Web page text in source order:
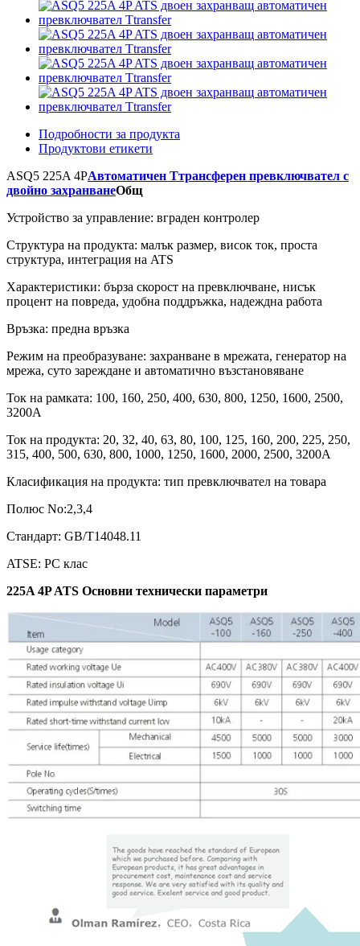
Подробности за продукта
Продуктови етикети
ASQ5 225A 4PАвтоматичен Tтрансферен превключвател с
двойно захранванеОбщ
Устройство за управление: вграден контролер
Структура на продукта: малък размер, висок ток, проста
структура, интеграция на ATS
Характеристики: бърза скорост на превключване, нисък
процент на повреда, удобна поддръжка, надеждна работа
Връзка: предна връзка
Режим на преобразуване: захранване в мрежата, генератор на
мрежа, суто зареждане и автоматично възстановяване
Ток на рамката: 100, 160, 250, 400, 630, 800, 1250, 1600, 2500,
3200A
Ток на продукта: 20, 32, 40, 63, 80, 100, 125, 160, 200, 225, 250,
315, 400, 500, 630, 800, 1000, 1250, 1600, 2000, 2500, 3200A
Класификация на продукта: тип превключвател на товара
Полюс No:2,3,4
Стандарт: GB/T14048.11
ATSE: PC клас
225A 4P ATS Основни технически параметри